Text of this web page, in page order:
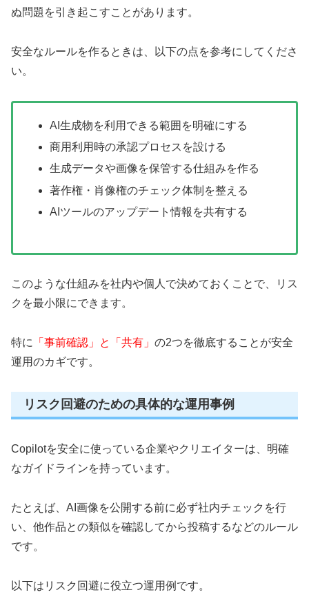
ぬ問題を引き起こすことがあります。
安全なルールを作るときは、以下の点を参考にしてくださ
い。
AI生成物を利用できる範囲を明確にする
商用利用時の承認プロセスを設ける
生成データや画像を保管する仕組みを作る
著作権・肖像権のチェック体制を整える
AIツールのアップデート情報を共有する
このような仕組みを社内や個人で決めておくことで、リス
クを最小限にできます。
特に 「事前確認」と「共有」 の2つを徹底することが安全
運用のカギです。
リスク回避のための具体的な運用事例
Copilotを安全に使っている企業やクリエイターは、明確
なガイドラインを持っています。
たとえば、AI画像を公開する前に必ず社内チェックを行
い、他作品との類似を確認してから投稿するなどのルール
です。
以下はリスク回避に役立つ運用例です。